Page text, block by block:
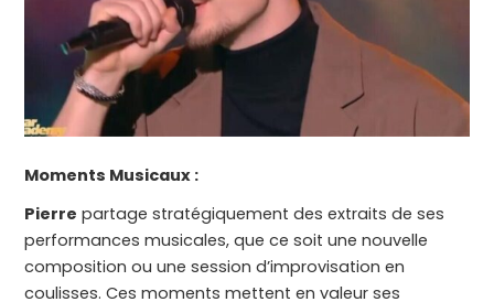
Moments Musicaux :
Pierre partage stratégiquement des extraits de ses
performances musicales, que ce soit une nouvelle
composition ou une session d’improvisation en
coulisses. Ces moments mettent en valeur ses